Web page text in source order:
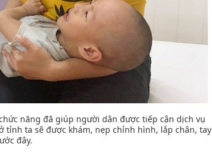
năng đã giúp người dân được tiếp cận dịch vụ
ta sẽ được khám, nẹp chỉnh hình, lắp chân, tay
đây.